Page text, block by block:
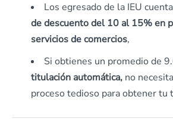
Los egresado de la IEU
de descuento del 10 al 15% en
servicios de comercios,
Si obtienes un promedio de
titulación automática, no
proceso tedioso para obtener tu